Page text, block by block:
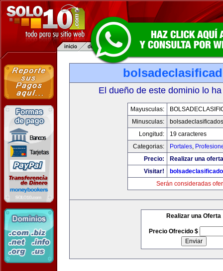
El dueño de este dominio lo
Mayusculas:
Minusculas:
Longitud:
19 caracteres
Categorias:
Portales,
Precio:
Realizar una
Visitar!
Serán consideradas
Realizar una Oferta
Precio Ofrecido $